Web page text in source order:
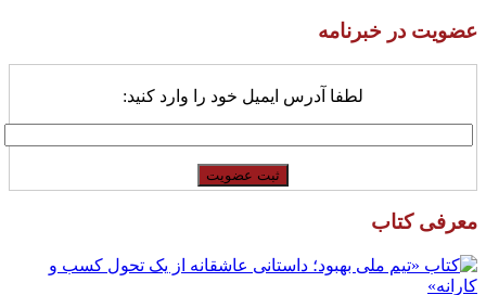
عضویت در خبرنامه
لطفا آدرس ایمیل خود را وارد کنید:
معرفی کتاب